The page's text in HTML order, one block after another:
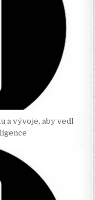
a vývoje, aby vedl